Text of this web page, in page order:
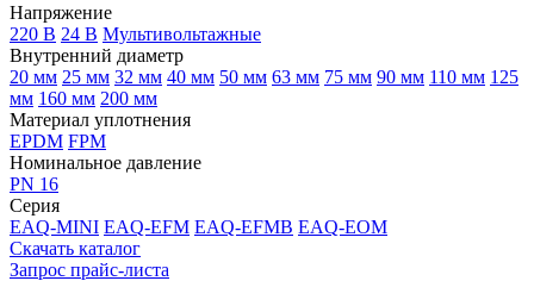
Напряжение
220 В 24 В Мультивольтажные
Внутренний диаметр
20 мм 25 мм 32 мм 40 мм 50 мм 63 мм 75 мм 90 мм 110 мм 125
мм 160 мм 200 мм
Материал уплотнения
EPDM FPM
Номинальное давление
PN 16
Серия
EAQ-MINI EAQ-EFM EAQ-EFMB EAQ-EOM
Скачать каталог
Запрос прайс-листа